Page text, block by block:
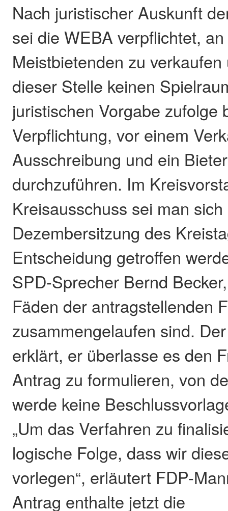
Nach juristischer Auskunft
sei die WEBA verpflichtet,
Meistbietenden zu
dieser Stelle keinen
juristischen Vorgabe zufolge
Verpflichtung, vor einem
Ausschreibung und ein
durchzuführen. Im
Kreisausschuss sei man
Dezembersitzung des
Entscheidung getroffen
SPD-Sprecher Bernd
Fäden der antragstellenden
zusammengelaufen sind.
erklärt, er überlasse es den
Antrag zu formulieren, von
werde keine
„Um das Verfahren zu
logische Folge, dass wir
vorlegen“, erläutert FDP-
Antrag enthalte jetzt die